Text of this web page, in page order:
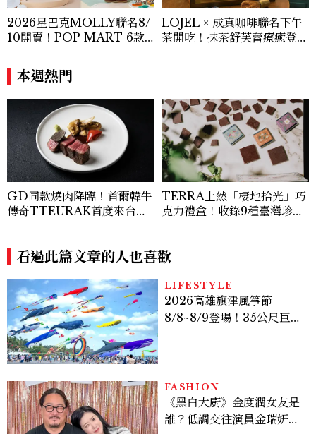
2026星巴克MOLLY聯名8/
10開賣！POP MART 6款
次看
LOJEL × 成真咖啡聯名下午
茶開吃！抹茶舒芙蕾療癒登
本週熱門
GD同款燒肉降臨！首爾韓牛
傳奇TTEURAK首度來台，
TERRA土然「棲地拾光」巧
克力禮盒！收錄9種臺灣珍稀
看過此篇文章的人也喜歡
LIFESTYLE
2026高雄旗津風箏節
8/8~8/9登場！35公尺巨大
FASHION
《黑白大廚》金度潤女友是
誰？低調交往演員金瑞妍、